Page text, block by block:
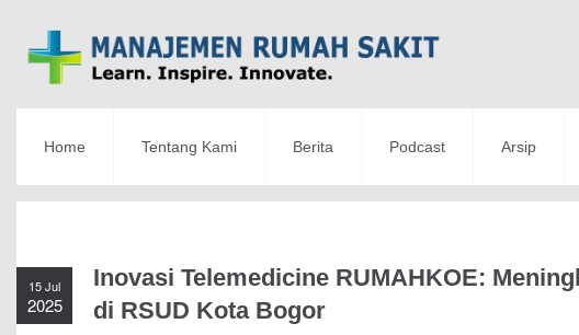
Home Tentang Kami Berita Podcast Arsip
15 Jul
2025
Inovasi Telemedicine RUMAHKOE:
di RSUD Kota Bogor